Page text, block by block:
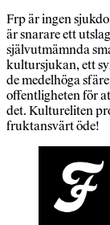
Frp är ingen
är snarare ett
självutmämnda
kultursjukan, ett
de medelhöga
offentligheten för
det. Kultureliten
fruktansvärt öde!